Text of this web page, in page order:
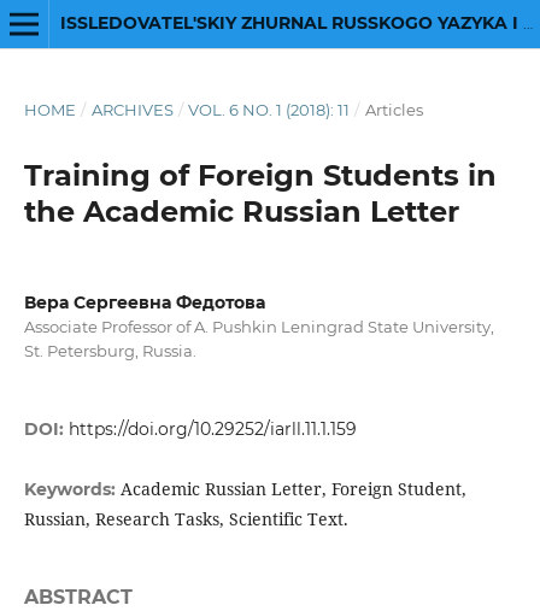
HOME / ARCHIVES / VOL. 6 NO. 1 (2018): 11 / Articles
Training of Foreign Students in
the Academic Russian Letter
Вера Сергеевна Федотова
Associate Professor of A. Pushkin Leningrad State University,
St. Petersburg, Russia.
DOI: https://doi.org/10.29252/iarll.11.1.159
Keywords: Academic Russian Letter, Foreign Student,
Russian, Research Tasks, Scientific Text.
ABSTRACT